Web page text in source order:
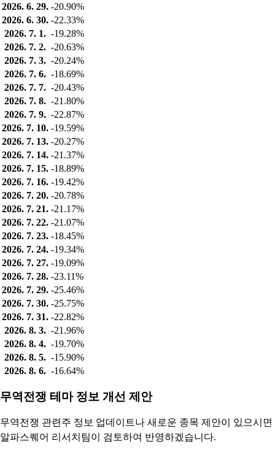
2026. 6. 29. -20.90%
2026. 6. 30. -22.33%
2026. 7. 1. -19.28%
2026. 7. 2. -20.63%
2026. 7. 3. -20.24%
2026. 7. 6. -18.69%
2026. 7. 7. -20.43%
2026. 7. 8. -21.80%
2026. 7. 9. -22.87%
2026. 7. 10. -19.59%
2026. 7. 13. -20.27%
2026. 7. 14. -21.37%
2026. 7. 15. -18.89%
2026. 7. 16. -19.42%
2026. 7. 20. -20.78%
2026. 7. 21. -21.17%
2026. 7. 22. -21.07%
2026. 7. 23. -18.45%
2026. 7. 24. -19.34%
2026. 7. 27. -19.09%
2026. 7. 28. -23.11%
2026. 7. 29. -25.46%
2026. 7. 30. -25.75%
2026. 7. 31. -22.82%
2026. 8. 3. -21.96%
2026. 8. 4. -19.70%
2026. 8. 5. -15.90%
2026. 8. 6. -16.64%
무역전쟁 테마 정보 개선 제안
무역전쟁 관련주 정보 업데이트나 새로운 종목 제안이 있으시면
알파스퀘어 리서치팀이 검토하여 반영하겠습니다.